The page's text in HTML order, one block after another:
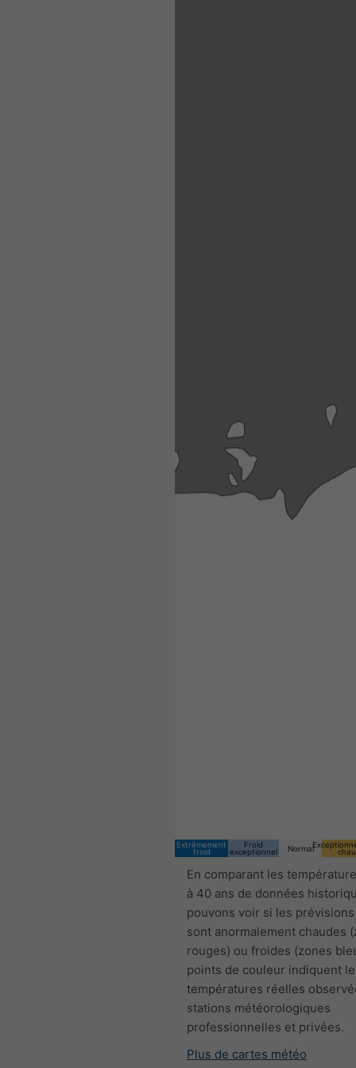
Extrêmement
froid
Froid
exceptionnel
Normal
En comparant les
à 40 ans de données
pouvons voir si les
sont anormalement chaudes
rouges) ou froides (zones
points de couleur indiquent
températures réelles
stations météorologiques
professionnelles et privées.
Plus de cartes météo